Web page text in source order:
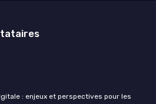
: enjeux et perspectives pour les